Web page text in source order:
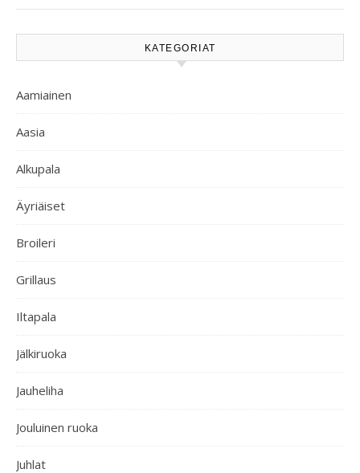
KATEGORIAT
Aamiainen
Aasia
Alkupala
Äyriäiset
Broileri
Grillaus
Iltapala
Jälkiruoka
Jauheliha
Jouluinen ruoka
Juhlat